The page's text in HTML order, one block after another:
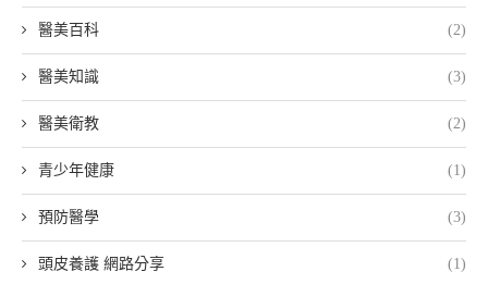
醫美百科 (2)
醫美知識 (3)
醫美衛教 (2)
青少年健康 (1)
預防醫學 (3)
頭皮養護 網路分享 (1)